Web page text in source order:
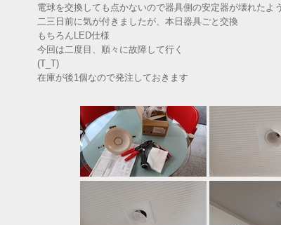
電球を交換しても点かないので器具側の安定器が壊れたよ
二三日前に気が付きましたが、本日器具ごと交換
もちろんLED仕様
今回は二度目、順々に故障して行く
(T_T)
在庫が後1個なので発注しておきます